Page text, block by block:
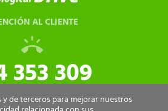
AL CLIENTE
353 309
y de terceros para mejorar nuestros